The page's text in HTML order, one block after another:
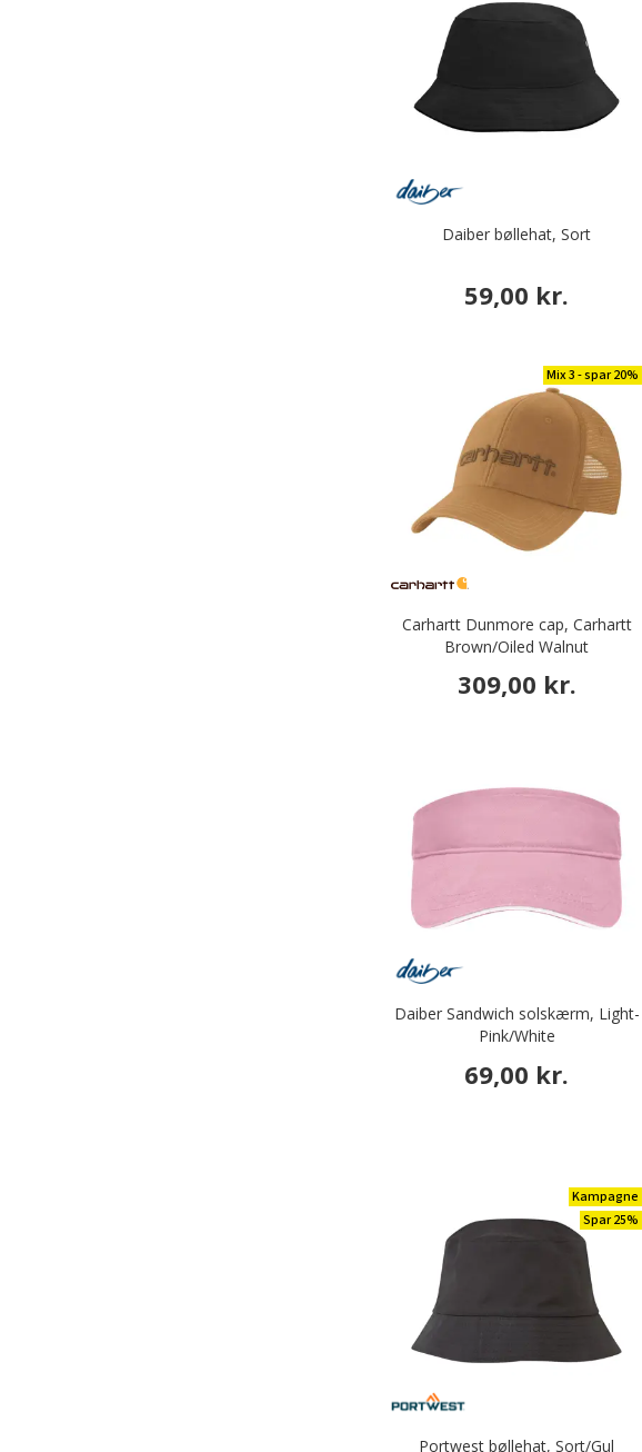
Daiber bøllehat, Sort
59,00 kr.
Mix 3 - spar 20%
Carhartt Dunmore cap, Carhartt
Brown/Oiled Walnut
309,00 kr.
Daiber Sandwich solskærm, Light-
Pink/White
69,00 kr.
Kampagne
Spar 25%
Portwest bøllehat, Sort/Gul